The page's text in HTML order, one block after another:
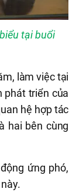
tại buổi
làm việc tại
phát triển của
hệ hợp tác
hai bên cùng
ứng phó,